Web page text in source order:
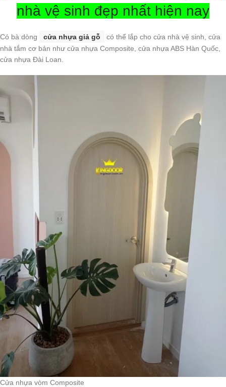
nhà vệ sinh đẹp nhất hiện nay
Có bà dòng cửa nhựa giả gỗ
có thể lắp cho cửa nhà vệ sinh, cửa
nhà tắm cơ bản như cửa nhựa Composite, cửa nhựa ABS Hàn Quốc,
cửa nhựa Đài Loan.
Cửa nhựa vòm Composite